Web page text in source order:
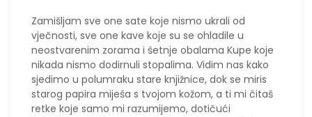
​Zamišljam sve one sate koje nismo ukrali od
vječnosti, sve one kave koje su se ohladile u
neostvarenim zorama i šetnje obalama Kupe koje
nikada nismo dodirnuli stopalima. Vidim nas kako
sjedimo u polumraku stare knjižnice, dok se miris
starog papira miješa s tvojom kožom, a ti mi čitaš
retke koje samo mi razumijemo, dotičući